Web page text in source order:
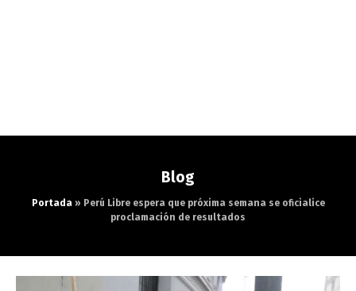
Blog
Portada» Perú Libre espera que próxima semana se oficialice
proclamación de resultados